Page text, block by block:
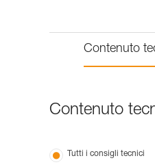
Contenuto
Contenuto
Tutti i consigli tecnici